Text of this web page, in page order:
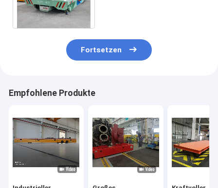
Fortsetzen
Empfohlene Produkte